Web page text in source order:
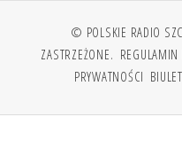
© POLSKIE RADIO
ZASTRZEŻONE. REGULAMIN
PRYWATNOŚCI